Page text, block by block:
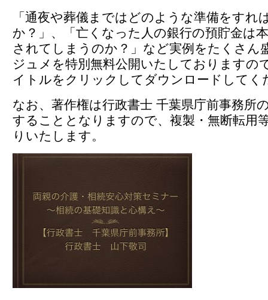
「通夜や葬儀まではどのような準備をすれ
か？」、「亡くなった人の銀行の預貯金は
されてしまうのか？」など実例をたくさん
ジュメを特別無料公開いたしておりますの
イトルをクリックしてダウンロードしてく
なお、著作権は行政書士 千葉県庁前事務所
することとなりますので、複製・無断転用
りいたします。